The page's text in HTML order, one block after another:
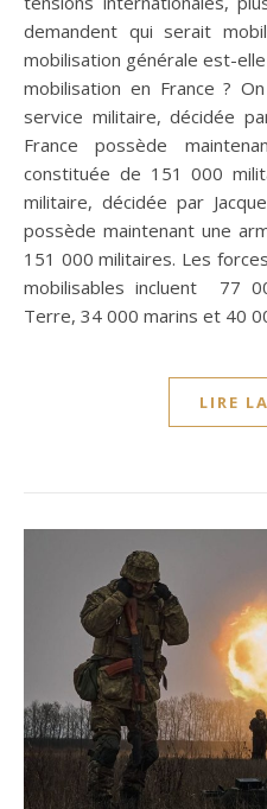
demandent qui serait
mobilisation générale est-
mobilisation en France ?
service militaire, décidée
France possède
constituée de 151 000
militaire, décidée par
possède maintenant une
151 000 militaires. Les
mobilisables incluent 77
Terre, 34 000 marins et 40
LIRE